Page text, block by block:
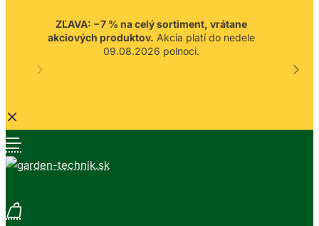
ZĽAVA: −7 % na celý sortiment, vrátane
akciových produktov. Akcia platí do nedele
09.08.2026 polnoci.